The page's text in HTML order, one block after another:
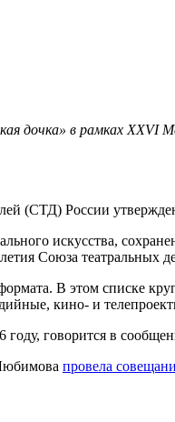
дочка» в рамках ХХVI
(СТД) России
искусства,
Союза
В этом списке
кино- и
говорится в
провела